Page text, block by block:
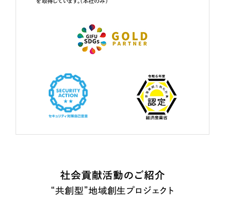
社会貢献活動のご紹介
“共創型”地域創生プロジェクト